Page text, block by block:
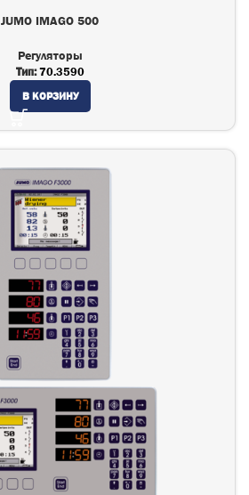
JUMO IMAGO 500
Регуляторы
Тип:70.3590
В КОРЗИНУ